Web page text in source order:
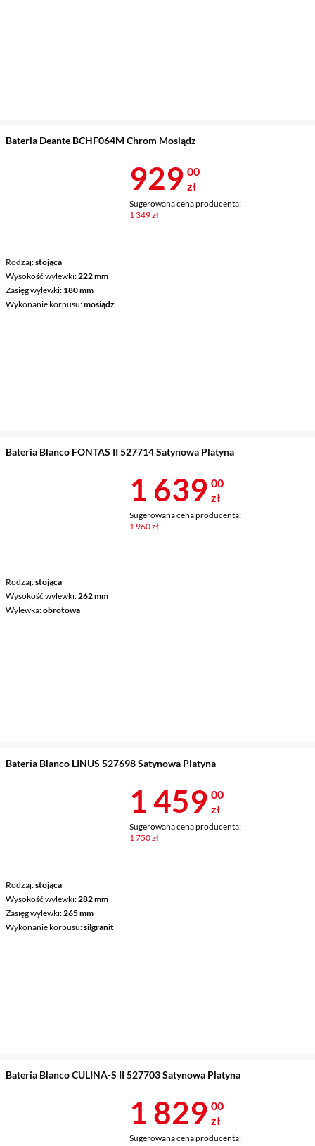
Bateria Deante BCHF064M Chrom Mosiądz
Rodzaj stojąca
Wysokość wylewki 222 mm
Zasięg wylewki 180 mm
Wykonanie korpusu mosiądz
Cena 929 zł
929 00
zł
Sugerowana cena producenta:
1 349 zł
Bateria Blanco FONTAS II 527714 Satynowa Platyna
Rodzaj stojąca
Wysokość wylewki 262 mm
Wylewka obrotowa
Cena 1 639 zł
1 639 00
zł
Sugerowana cena producenta:
1 960 zł
Bateria Blanco LINUS 527698 Satynowa Platyna
Rodzaj stojąca
Wysokość wylewki 282 mm
Zasięg wylewki 265 mm
Wykonanie korpusu silgranit
Cena 1 459 zł
1 459 00
zł
Sugerowana cena producenta:
1 750 zł
Bateria Blanco CULINA-S II 527703 Satynowa Platyna
Cena 1 829 zł
1 829 00
zł
Sugerowana cena producenta: